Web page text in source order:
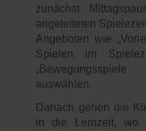
zunächst
angeleiteten
Angeboten wie
Spielen im
auswählen.
Danach gehen die
in die Lernzeit, wo